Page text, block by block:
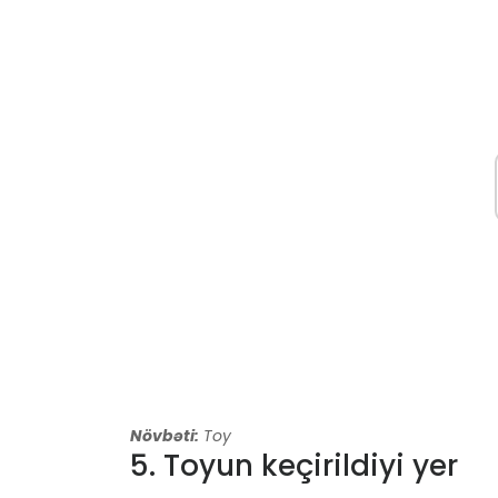
Növbəti: Toy
5. Toyun keçirildiyi yer